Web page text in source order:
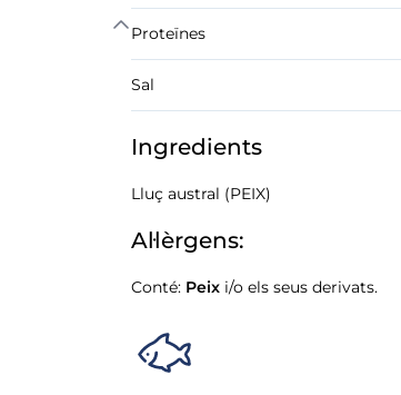
Proteïnes
Sal
Ingredients
Lluç austral (PEIX)
Al·lèrgens:
Conté: Peix i/o els seus derivats.